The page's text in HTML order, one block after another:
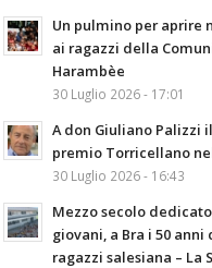
Un pulmino per aprire
ai ragazzi della
Harambèe
30 Luglio 2026 - 17:01
A don Giuliano Palizzi
premio Torricellano
30 Luglio 2026 - 16:43
Mezzo secolo
giovani, a Bra i 50 anni
ragazzi salesiana – La